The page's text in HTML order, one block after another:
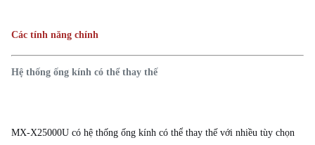
Các tính năng chính
Hệ thống ống kính có thể thay thế
MX-X25000U có hệ thống ống kính có thể thay thế với nhiều tùy chọn